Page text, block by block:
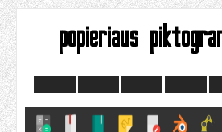
popieriaus